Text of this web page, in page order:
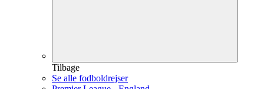
Tilbage
Se alle fodboldrejser